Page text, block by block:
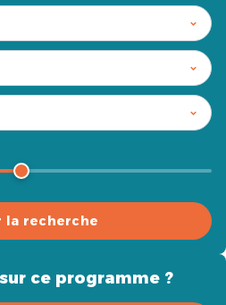
la recherche
ce programme ?